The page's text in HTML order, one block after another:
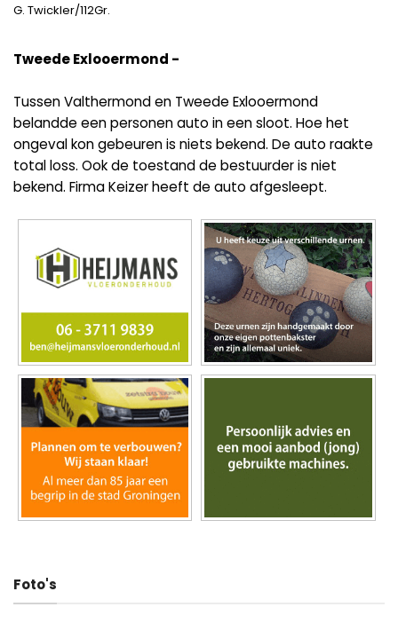
G. Twickler/112Gr.
Tweede Exlooermond -
Tussen Valthermond en Tweede Exlooermond
belandde een personen auto in een sloot. Hoe het
ongeval kon gebeuren is niets bekend. De auto raakte
total loss. Ook de toestand de bestuurder is niet
bekend. Firma Keizer heeft de auto afgesleept.
Foto's